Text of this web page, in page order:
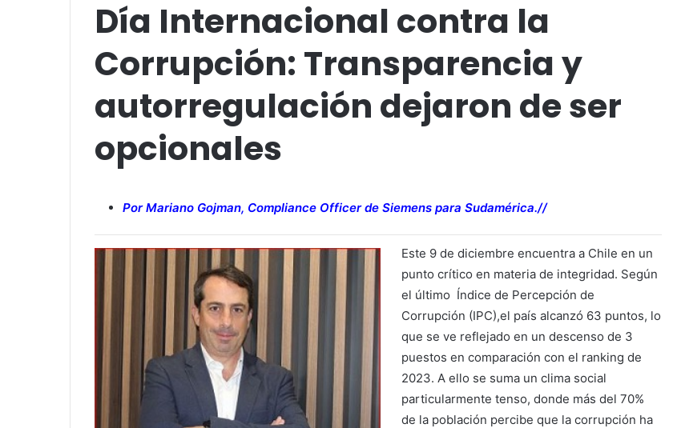
Día Internacional contra la
Corrupción: Transparencia y
autorregulación dejaron de ser
opcionales
Por Mariano Gojman, Compliance Officer de Siemens para Sudamérica.//
Este 9 de diciembre encuentra a Chile en un
punto crítico en materia de integridad. Según
el último Índice de Percepción de
Corrupción (IPC),el país alcanzó 63 puntos, lo
que se ve reflejado en un descenso de 3
puestos en comparación con el ranking de
2023. A ello se suma un clima social
particularmente tenso, donde más del 70%
de la población percibe que la corrupción ha